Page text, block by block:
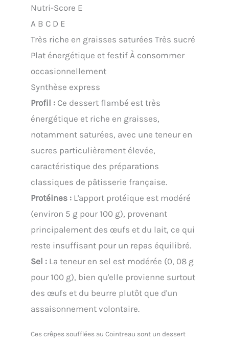
Nutri-Score E
A B C D E
Très riche en graisses saturées Très sucré
Plat énergétique et festif À consommer
occasionnellement
Synthèse express
Profil : Ce dessert flambé est très
énergétique et riche en graisses,
notamment saturées, avec une teneur en
sucres particulièrement élevée,
caractéristique des préparations
classiques de pâtisserie française.
Protéines : L'apport protéique est modéré
(environ 5 g pour 100 g), provenant
principalement des œufs et du lait, ce qui
reste insuffisant pour un repas équilibré.
Sel : La teneur en sel est modérée (0, 08 g
pour 100 g), bien qu'elle provienne surtout
des œufs et du beurre plutôt que d'un
assaisonnement volontaire.
Ces crêpes soufflées au Cointreau sont un dessert